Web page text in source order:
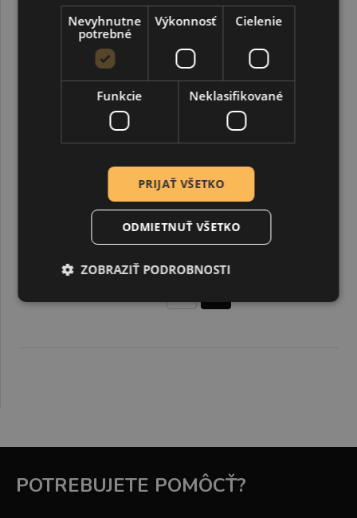
Kuretake, Vodný štetec Water Brush H2O Large
POTREBUJETE POMÔCŤ?
Nevyhnutne
potrebné
Výkonnosť Cielenie
Funkcie Neklasifikované
PRIJAŤ VŠETKO
ODMIETNUŤ VŠETKO
ZOBRAZIŤ PODROBNOSTI